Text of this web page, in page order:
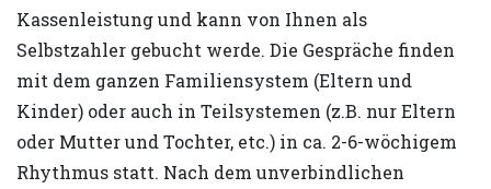
Kassenleistung und kann von Ihnen als
Selbstzahler gebucht werde. Die Gespräche finden
mit dem ganzen Familiensystem (Eltern und
Kinder) oder auch in Teilsystemen (z.B. nur Eltern
oder Mutter und Tochter, etc.) in ca. 2-6-wöchigem
Rhythmus statt. Nach dem unverbindlichen